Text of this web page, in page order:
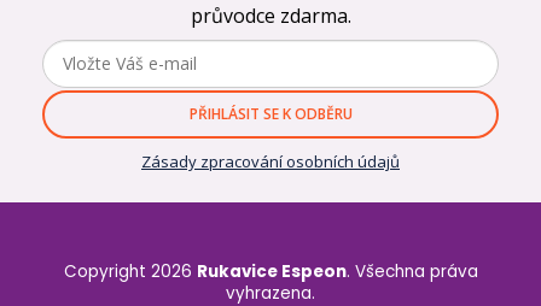
průvodce zdarma.
PŘIHLÁSIT SE K ODBĚRU
Zásady zpracování osobních údajů
Copyright 2026 Rukavice Espeon. Všechna práva
vyhrazena.